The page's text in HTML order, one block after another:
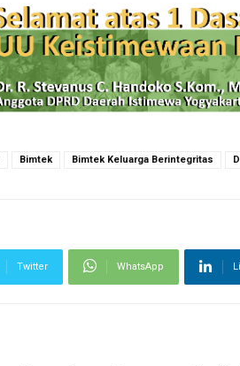
Bimtek Bimtek Keluarga Berintegritas
Twitter WhatsApp